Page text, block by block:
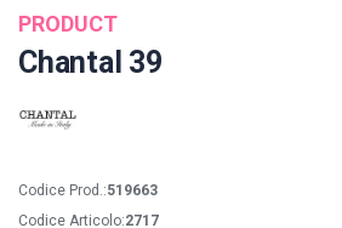
PRODUCT
Chantal 39
Codice Prod.:519663
Codice Articolo:2717